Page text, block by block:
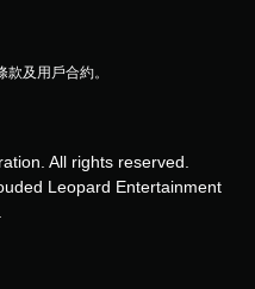
及用戶合約。
All rights reserved.
Leopard Entertainment